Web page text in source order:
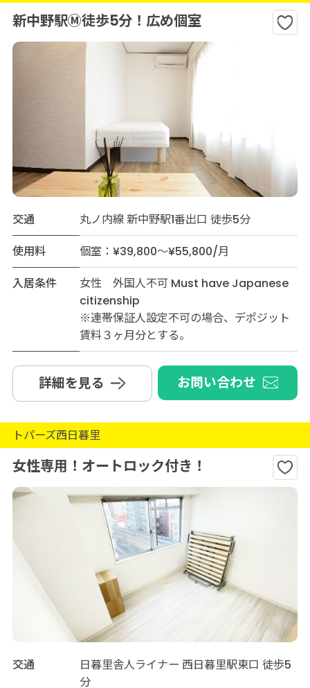
新中野駅Ⓜ︎徒歩5分！広め個室
交通
丸ノ内線 新中野駅1番出口 徒歩5分
使用料
個室：¥39,800～¥55,800/月
入居条件
女性 外国人不可 Must have Japanese
citizenship
※連帯保証人設定不可の場合、デポジット
賃料３ヶ月分とする。
詳細を見る お問い合わせ
トパーズ西日暮里
女性専用！オートロック付き！
交通
日暮里舎人ライナー 西日暮里駅東口 徒歩5
分